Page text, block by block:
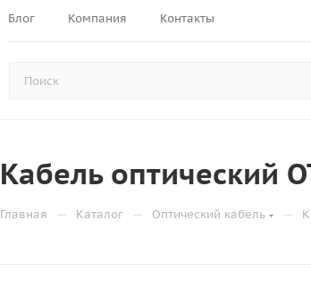
Блог Компания Контакты
Кабель оптический
Главная — Каталог — Оптический кабель —